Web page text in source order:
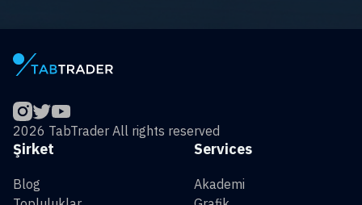
2026 TabTrader All rights reserved
Services
Akademi
Şirket
Blog